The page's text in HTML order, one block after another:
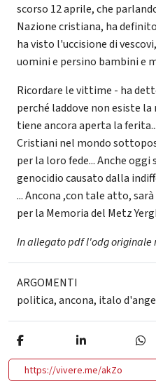
scorso 12 aprile, che
Nazione cristiana, ha
ha visto l'uccisione di
uomini e persino bambini e
Ricordare le vittime - ha
perché laddove non esiste
tiene ancora aperta la
Cristiani nel mondo
per la loro fede... Anche
genocidio causato dalla
... Ancona ,con tale atto,
per la Memoria del Metz
In allegato pdf l'odg originale
ARGOMENTI
politica,ancona, italo
https://vivere.me/akZo